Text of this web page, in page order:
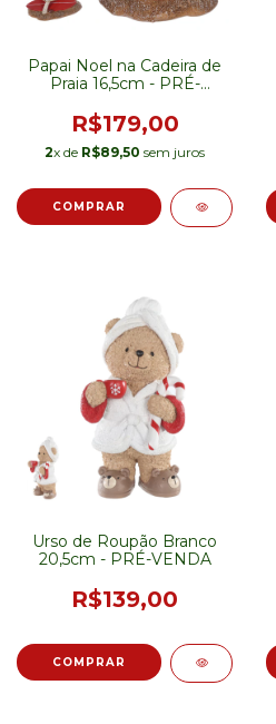
Papai Noel na Cadeira de
Praia 16,5cm - PRÉ-
R$179,00
2x de R$89,50 sem juros
Urso de Roupão Branco
20,5cm - PRÉ-VENDA
R$139,00